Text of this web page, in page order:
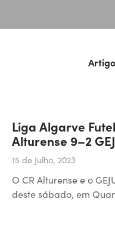
Liga Algarve
Alturense 9–2
15 de Julho, 2023
O CR Alturense e o
deste sábado, em